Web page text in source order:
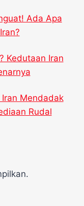
Ada Apa
Kedutaan Iran
Iran Mendadak
Rudal